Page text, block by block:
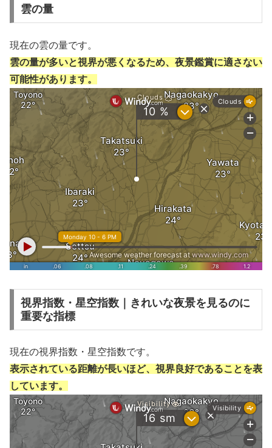
雲の量
現在の雲の量です。
雲の量が多いと視界が悪くなるため、夜景鑑賞に適さない
可能性があります。
視界指数・星空指数｜きれいな夜景を見るのに
重要な指標
現在の視界指数・星空指数です。
表示されている距離が長いほど、視界良好であることを表
しています。